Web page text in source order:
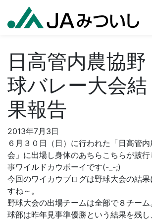
日高管内農協野
球バレー大会結
果報告
2013年7月3日
６月３０日（日）に行われた「日高管
会」に出場し身体のあちらこちらが跛
事ワイルドカウボーイです(-_-;)
今回のワイカウブログは野球大会の結果
すね～。
野球大会の出場チームは全部で８チー
球部は昨年見事準優勝という結果を残